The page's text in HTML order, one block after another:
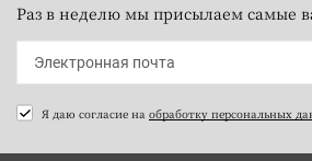
Раз в неделю мы присылаем самые
Я даю согласие на обработку персональных